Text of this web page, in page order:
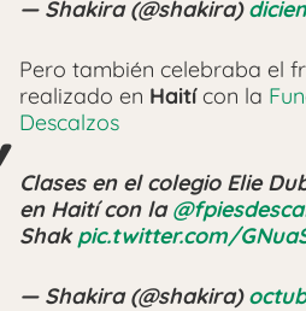
— Shakira (@shakira)
Pero también celebraba el
realizado en Haitícon la
Descalzos
Clases en el colegio Elie
en Haití con la
Shakpic.twitter.com/
— Shakira (@shakira)